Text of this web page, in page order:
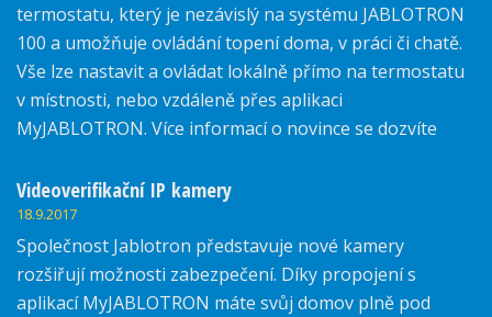
termostatu, který je nezávislý na systému JABLOTRON
100 a umožňuje ovládání topení doma, v práci či chatě.
Vše lze nastavit a ovládat lokálně přímo na termostatu
v místnosti, nebo vzdáleně přes aplikaci
MyJABLOTRON. Více informací o novince se dozvíte
Videoverifikační IP kamery
18.9.2017
Společnost Jablotron představuje nové kamery
rozšiřují možnosti zabezpečení. Díky propojení s
aplikací MyJABLOTRON máte svůj domov plně pod